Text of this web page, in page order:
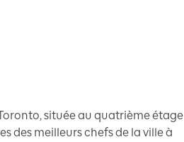
située au quatrième étage
des meilleurs chefs de la ville à